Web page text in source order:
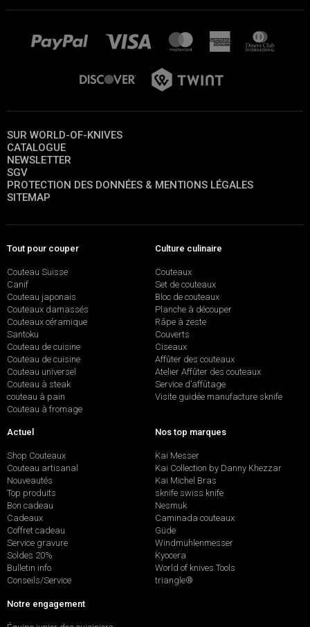
SUR WORLD-OF-KNIVES
CATALOGUE
NEWSLETTER
SGV
PROTECTION DES DONNÉES & MENTIONS LÉGALES
SITEMAP
Tout pour couper
Couteau Suisse
Canif
Couteau japonais
Couteaux damassés
Couteaux céramique
Santoku
Couteau de cuisine
Couteau de cuisine
Couteau universel
Couteau à steak
couteau à pain
Couteau à fromage
Culture culinaire
Couteaux
Set de couteaux
Bloc de couteaux
Planche à découper
Râpe à zeste
Couverts
Ciseaux
Affûter des couteaux
Atelier Affûter des couteaux
Service d’affûtage
Visite guidée manufacture sknife
Actuel
Shop Couteaux
Couteau artisanal
Nouveautés
Top produits
Bon cadeau
Cadeaux
Coffret cadeau
Service gravure
Soldes 20%
Bulletin info
Conseils/Service
Nos top marques
Kai Messer
Kai Collection by Danny Khezzar
Kai Michel Bras
sknife swiss knife
Nesmuk
Caminada couteaux
Güde
Windmühlenmesser
Kyocera
World of knives Tools
triangle®
Notre engagement